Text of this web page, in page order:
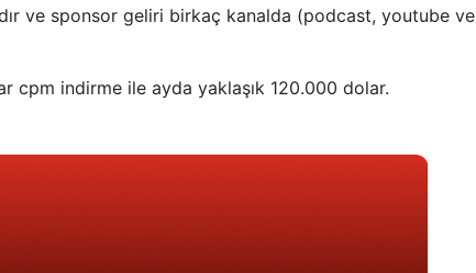
ve sponsor geliri birkaç kanalda (podcast, youtube ve
cpm indirme ile ayda yaklaşık 120.000 dolar.